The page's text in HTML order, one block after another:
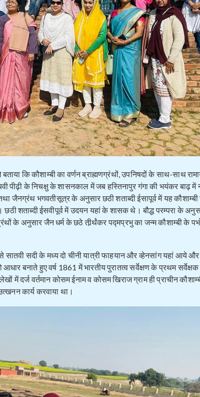
कि कौशाम्बी का वर्णन ब्राह्मणग्रंथों, उपनिषदों के साथ-साथ
पीढ़ी के निचक्षु के शासनकाल में जब हस्तिनापुर गंगा की भयंकर बाढ़ में
जैनग्रंथ भगवतीसूत्र के अनुसार छठी शताब्दी ईसापूर्व में यह
शताब्दी ईसवीपूर्व में उदयन यहां के शासक थे। बौद्ध परम्परा के
के अनुसार जैन धर्म के छठे तीर्र्थंकर पद्मप्रभु का जन्म कौशाम्बी के
सदी के मध्य दो चीनी यात्री फाहयान और व्हेनसांग यहां आये और
बनाते हुए वर्ष 1861 में भारतीय पुरातत्व सर्वेक्षण के प्रथम
में दर्ज वर्तमान कोसम ईनाम व कोसम खिराज ग्राम ही प्राचीन
कार्य करवाया था।